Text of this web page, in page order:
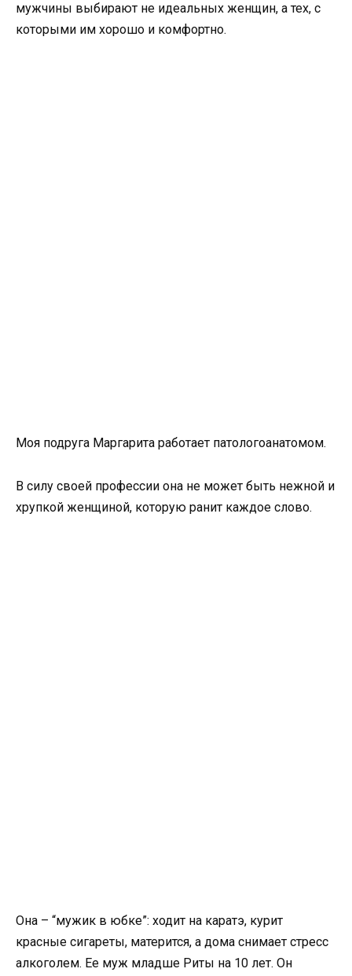
мужчины выбирают не идеальных женщин, а тех, с
которыми им хорошо и комфортно.
Моя подруга Маргарита работает патологоанатомом.
В силу своей профессии она не может быть нежной и
хрупкой женщиной, которую ранит каждое слово.
Она – “мужик в юбке”: ходит на каратэ, курит
красные сигареты, матерится, а дома снимает стресс
алкоголем. Ее муж младше Риты на 10 лет. Он